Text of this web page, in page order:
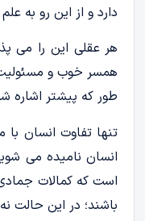
دارد و از این رو به
هر عقلی این را می­
طور که پیش­تر اشاره
تنها تفاوت انسان
انسان نامیده می­
است که کمالات
باشند؛ در این حالت